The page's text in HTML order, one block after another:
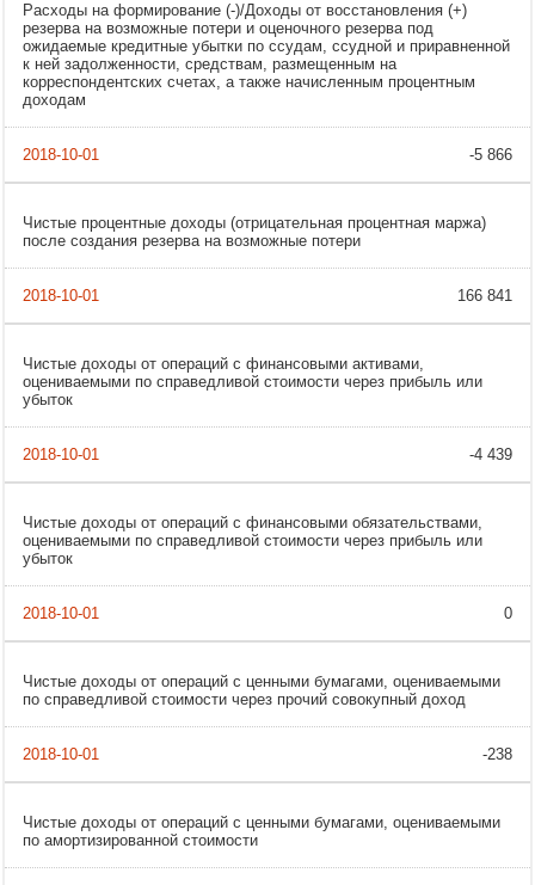
Расходы на формирование (-)/Доходы от восстановления (+)
резерва на возможные потери и оценочного резерва под
ожидаемые кредитные убытки по ссудам, ссудной и приравненной
к ней задолженности, средствам, размещенным на
корреспондентских счетах, а также начисленным процентным
доходам
-5 866
Чистые процентные доходы (отрицательная процентная маржа)
после создания резерва на возможные потери
166 841
Чистые доходы от операций с финансовыми активами,
оцениваемыми по справедливой стоимости через прибыль или
убыток
-4 439
Чистые доходы от операций с финансовыми обязательствами,
оцениваемыми по справедливой стоимости через прибыль или
убыток
0
Чистые доходы от операций с ценными бумагами, оцениваемыми
по справедливой стоимости через прочий совокупный доход
-238
Чистые доходы от операций с ценными бумагами, оцениваемыми
по амортизированной стоимости